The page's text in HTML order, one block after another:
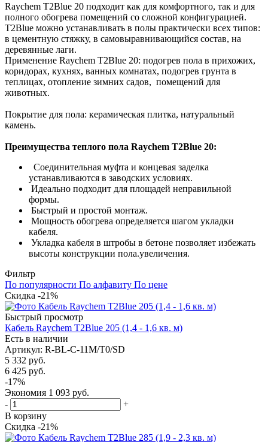
Raychem T2Blue 20 подходит как для комфортного, так и для
полного обогрева помещений со сложной конфигурацией.
T2Blue можно устанавливать в полы практически всех типов:
в цементную стяжку, в самовыравнивающийся состав, на
деревянные лаги.
Применение Raychem T2Blue 20: подогрев пола в прихожих,
коридорах, кухнях, ванных комнатах, подогрев грунта в
теплицах, отопление зимних садов, помещений для
животных.
Покрытие для пола: керамическая плитка, натуральный
камень.
Преимущества теплого пола Raychem T2Blue 20:
Соединительная муфта и концевая заделка
устанавливаются в заводских условиях.
Идеально подходит для площадей неправильной
формы.
Быстрый и простой монтаж.
Мощность обогрева определяется шагом укладки
кабеля.
Укладка кабеля в штробы в бетоне позволяет избежать
высоты конструкции пола.увеличения.
Фильтр
По популярности По алфавиту По цене
Скидка -21%
Быстрый просмотр
Кабель Raychem T2Blue 205 (1,4 - 1,6 кв. м)
Есть в наличии
Артикул: R-BL-C-11M/T0/SD
5 332 руб.
6 425 руб.
-17%
Экономия 1 093 руб.
-
+
В корзину
Скидка -21%